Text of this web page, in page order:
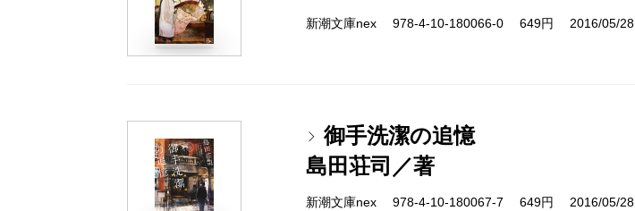
新潮文庫nex 978-4-10-180066-0 649円 2016/05/28
御手洗潔の追憶
島田荘司／著
新潮文庫nex 978-4-10-180067-7 649円 2016/05/28